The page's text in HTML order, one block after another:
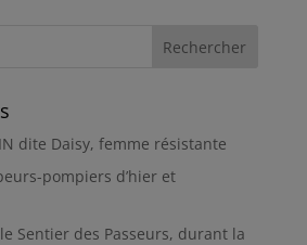
dite Daisy, femme résistante
pompiers d’hier et
le Sentier des Passeurs, durant la